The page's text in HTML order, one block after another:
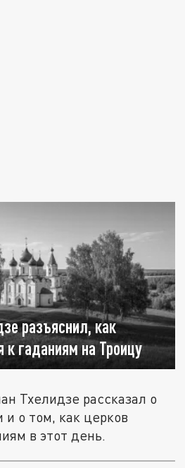
разъяснил, как
к гаданиям на Троицу
Тхелидзе рассказал о
и о том, как церков
в этот день.